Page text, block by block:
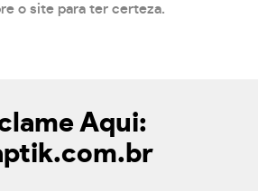
o site para ter certeza.
Aqui: